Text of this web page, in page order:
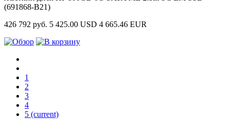
(691868-B21)
426 792 руб. 5 425.00 USD 4 665.46 EUR
1
2
3
4
5 (current)